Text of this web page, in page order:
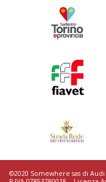
©2020 Somewhere sas di